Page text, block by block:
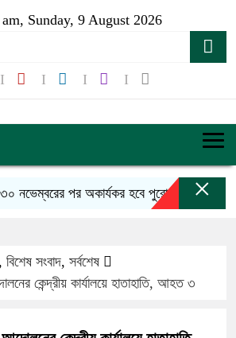
Sunday, 9 August 2026
পর অকার্যকর হবে পুরোনো বিআইএন
×
বিশেষ সংবাদ, সর্বশেষ
কেন্দ্রীয় কার্যালয়ে হাতাহাতি, আহত ৩